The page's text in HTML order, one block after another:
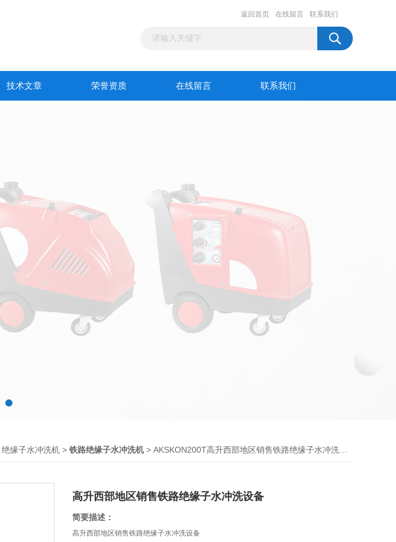
返回首页 在线留言 联系我们
技术文章 荣誉资质 在线留言 联系我们
绝缘子水冲洗机 > 铁路绝缘子水冲洗机> AKSKON200T高升西部地区销售铁路绝缘子水冲洗设备
高升西部地区销售铁路绝缘子水冲洗设备
简要描述：
高升西部地区销售铁路绝缘子水冲洗设备